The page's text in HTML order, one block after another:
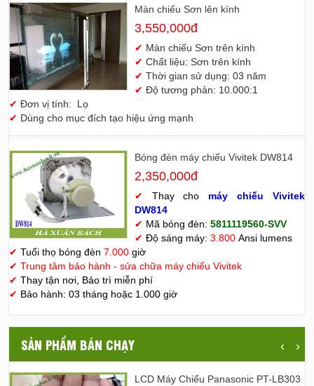
Màn chiếu Sơn lên kính
3,550,000đ
✔ Màn chiếu Sơn trên kính
✔ Chất liệu: Sơn trên kính
✔ Thời gian sử dụng: 03 năm
✔ Độ tương phản: 10.000:1
✔ Đơn vị tính: Lọ
✔ Dùng cho mục đích tạo hiệu ứng mạnh
Bóng đèn máy chiếu Vivitek DW814
2,350,000đ
✔ Thay cho máy chiếu Vivitek
DW814
✔ Mã bóng đèn: 5811119560-SVV
✔ Độ sáng máy: 3.800Ansi lumens
✔ Tuổi thọ bóng đèn 7.000 giờ
✔ Trung tâm bảo hành - sửa chữa máy chiếu Vivitek
✔ Thay tận nơi, Bảo trì miễn phí
✔ Bảo hành: 03 tháng hoặc 1.000 giờ
SẢN PHẨM BÁN CHẠY ‹ ›
LCD Máy Chiếu Panasonic PT-LB303